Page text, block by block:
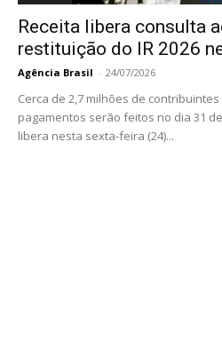
Receita libera consulta
restituição do IR 2026
Agência Brasil - 24/07/2026
Cerca de 2,7 milhões de
pagamentos serão feitos no dia 31
libera nesta sexta-feira (24)...